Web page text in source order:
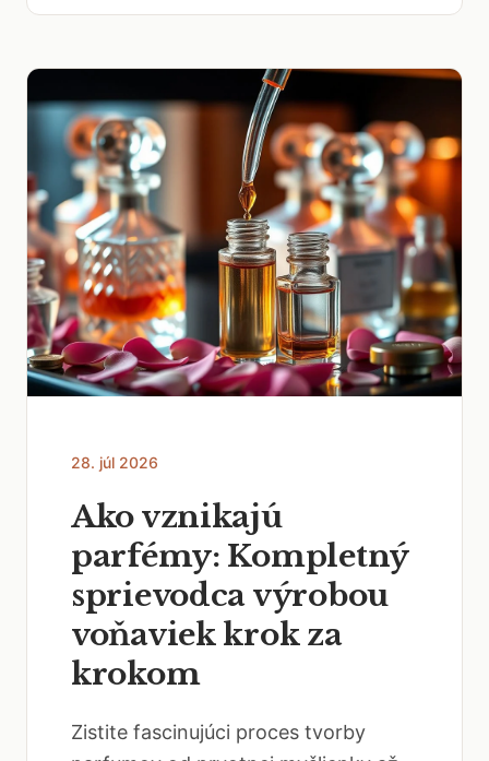
28. júl 2026
Ako vznikajú
parfémy: Kompletný
sprievodca výrobou
voňaviek krok za
krokom
Zistite fascinujúci proces tvorby